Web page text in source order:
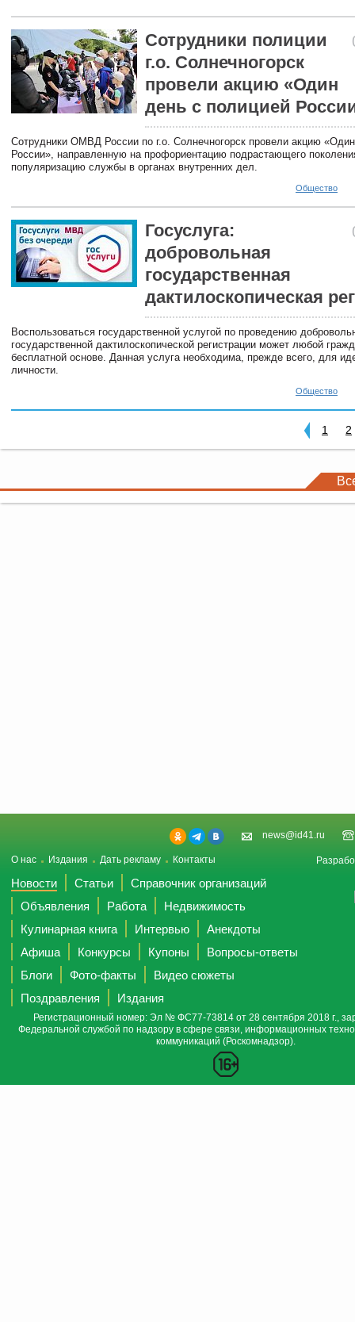
Сотрудники полиции
г.о. Солнечногорск
провели акцию «Один
день с полицией
Сотрудники ОМВД России по г.о. Солнечногорск провели акцию
России», направленную на профориентацию подрастающего
популяризацию службы в органах внутренних дел.
Общество
Госуслуга:
добровольная
государственная
дактилоскопическая
Воспользоваться государственной услугой по проведению
государственной дактилоскопической регистрации может любой
бесплатной основе. Данная услуга необходима, прежде всего, для
личности.
Общество
1 2
news@id41.ru
О нас Издания Дать рекламу Контакты
Новости Статьи
Справочник организаций
Объявления
Работа
Недвижимость
Кулинарная книга
Интервью
Анекдоты
Афиша
Конкурсы Купоны
Вопросы-ответы
Блоги
Фото-факты
Видео сюжеты
Поздравления
Издания
Регистрационный номер: Эл № ФС77-73814 от 28 сентября 2018 г.,
Федеральной службой по надзору в сфере связи, информационных
коммуникаций (Роскомнадзор).